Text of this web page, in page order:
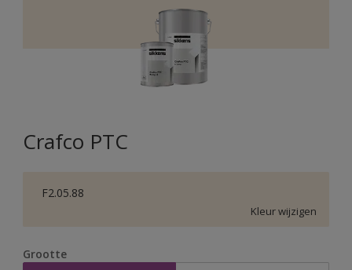
Crafco PTC
F2.05.88
Kleur wijzigen
Grootte